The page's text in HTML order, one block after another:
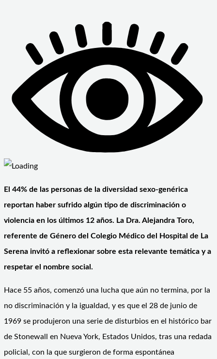
El 44% de las personas de la diversidad sexo-genérica
reportan haber sufrido algún tipo de discriminación o
violencia en los últimos 12 años. La Dra. Alejandra Toro,
referente de Género del Colegio Médico del Hospital de La
Serena invitó a reflexionar sobre esta relevante temática y a
respetar el nombre social.
Hace 55 años, comenzó una lucha que aún no termina, por la
no discriminación y la igualdad, y es que el 28 de junio de
1969 se produjeron una serie de disturbios en el histórico bar
de Stonewall en Nueva York, Estados Unidos, tras una redada
policial, con la que surgieron de forma espontánea